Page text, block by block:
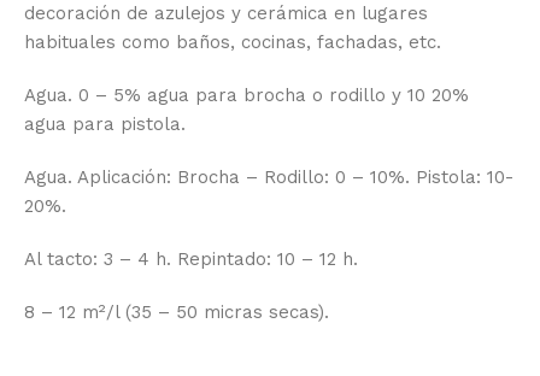
decoración de azulejos y cerámica en lugares
habituales como baños, cocinas, fachadas, etc.
Agua. 0 – 5% agua para brocha o rodillo y 10 20%
agua para pistola.
Agua. Aplicación: Brocha – Rodillo: 0 – 10%. Pistola: 10-
20%.
Al tacto: 3 – 4 h. Repintado: 10 – 12 h.
8 – 12 m²/l (35 – 50 micras secas).